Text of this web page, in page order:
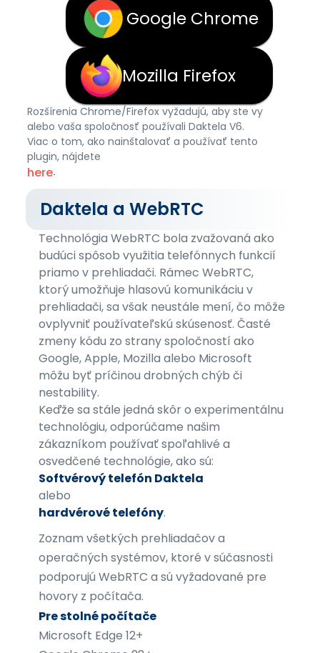
Google Chrome
Mozilla Firefox
Rozšírenia Chrome/Firefox vyžadujú, aby ste vy
alebo vaša spoločnosť používali Daktela V6.
Viac o tom, ako nainštalovať a používať tento
plugin, nájdete
here
Daktela a WebRTC
Technológia WebRTC bola zvažovaná ako
budúci spôsob využitia telefónnych funkcií
priamo v prehliadači. Rámec WebRTC,
ktorý umožňuje hlasovú komunikáciu v
prehliadači, sa však neustále mení, čo môže
ovplyvniť používateľskú skúsenosť. Časté
zmeny kódu zo strany spoločností ako
Google, Apple, Mozilla alebo Microsoft
môžu byť príčinou drobných chýb či
nestability.
Keďže sa stále jedná skôr o experimentálnu
technológiu, odporúčame našim
zákazníkom používať spoľahlivé a
osvedčené technológie, ako sú:
Softvérový telefón Daktela
alebo
hardvérové telefóny.
Zoznam všetkých prehliadačov a
operačných systémov, ktoré v súčasnosti
podporujú WebRTC a sú vyžadované pre
hovory z počítača.
Pre stolné počítače
Microsoft Edge 12+